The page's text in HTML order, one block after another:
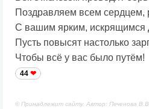
Поздравляем всем сердцем,
С вашим ярким, искрящимся
Пусть повысят настолько
Чтобы всё у вас было путём!
44
© Принадлежит сайту. Автор: Печенова В.В.